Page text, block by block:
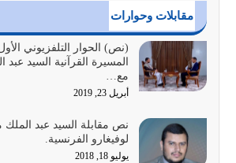
أغسطس 3, 2026
الغاية من الصلاة هو ذكر الله (أقم الصلاة
إضافة إلى {وَأَعِدُّوا لَهُمْ مَا…
أغسطس 2, 2026
السبب الرئيسي لشقاء الأمة الابتعاد عن
والتعدي لحدود الله بالإضافات للدين
أغسطس 1, 2026
مقابلات وحوارات
(نص) الحوار التلفزيوني
المسيرة القرآنية السيد عبد
مع…
أبريل 23, 2019
نص مقابلة السيد عبد
لوفيغارو الفرنسية.
يوليو 18, 2018